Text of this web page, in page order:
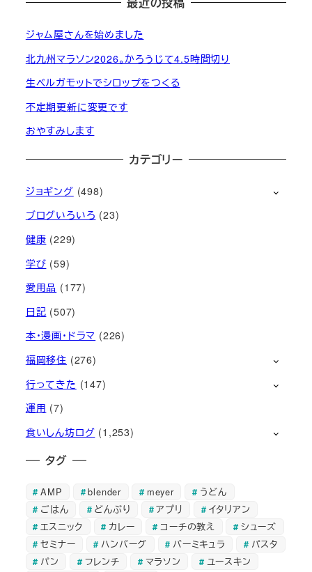
ジャム屋さんを始めました
北九州マラソン2026。かろうじて4.5時間切り
生ベルガモットでシロップをつくる
不定期更新に変更です
おやすみします
カテゴリー
ジョギング (498)
ブログいろいろ (23)
健康 (229)
学び (59)
愛用品 (177)
日記 (507)
本・漫画・ドラマ (226)
福岡移住 (276)
行ってきた (147)
運用 (7)
食いしん坊ログ (1,253)
タグ
AMP blender meyer
うどん
ごはん
どんぶり アプリ
イタリアン
エスニック
カレー コーチの教え
シューズ
セミナー
ハンバーグ バーミキュラ
パスタ
パン
フレンチ マラソン
ユースキン